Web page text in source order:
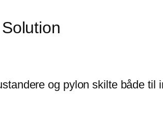
og pylon skilte både til